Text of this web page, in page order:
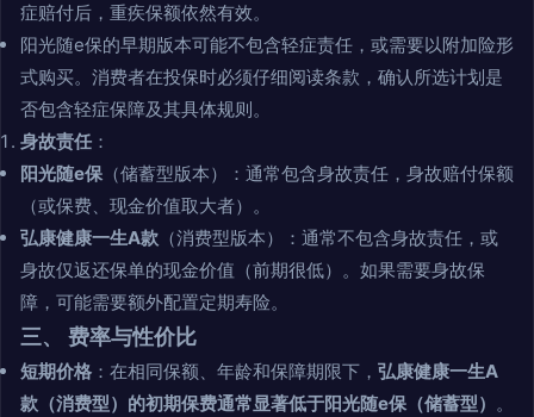
症赔付后，重疾保额依然有效。
阳光随e保的早期版本可能不包含轻症责任，或需要以附加险形
式购买。消费者在投保时必须仔细阅读条款，确认所选计划是
否包含轻症保障及其具体规则。
身故责任 ：
阳光随e保 （储蓄型版本）：通常包含身故责任，身故赔付保额
（或保费、现金价值取大者）。
弘康健康一生A款 （消费型版本）：通常不包含身故责任，或
身故仅返还保单的现金价值（前期很低）。如果需要身故保
障，可能需要额外配置定期寿险。
三、 费率与性价比
短期价格 ：在相同保额、年龄和保障期限下， 弘康健康一生A
款（消费型）的初期保费通常显著低于阳光随e保（储蓄型） 。